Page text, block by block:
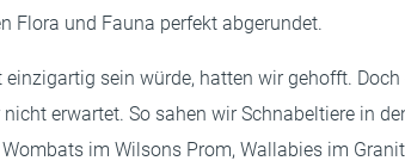
Flora und Fauna perfekt abgerundet.
einzigartig sein würde, hatten wir gehofft.
nicht erwartet. So sahen wir Schnabeltiere in
im Wilsons Prom, Wallabies im